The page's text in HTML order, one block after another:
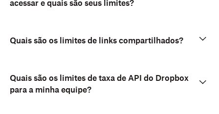
acessar e quais são seus limites?
Quais são os limites de links compartilhados?
Quais são os limites de taxa de API do Dropbox
para a minha equipe?